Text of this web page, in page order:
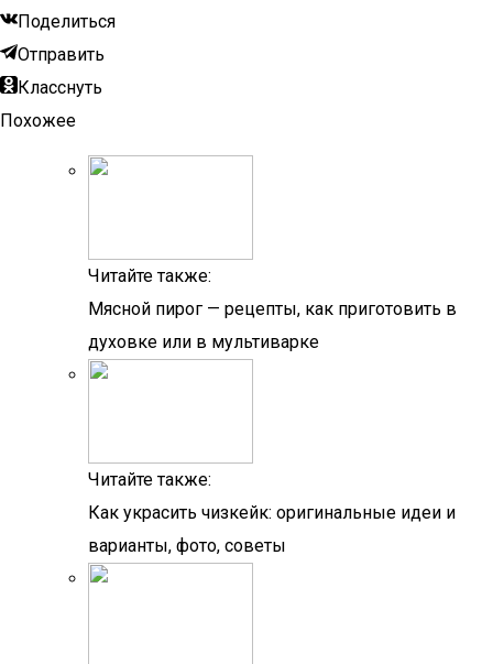
Поделиться
Отправить
Класснуть
Похожее
Читайте также:
Мясной пирог — рецепты, как приготовить в
духовке или в мультиварке
Читайте также:
Как украсить чизкейк: оригинальные идеи и
варианты, фото, советы